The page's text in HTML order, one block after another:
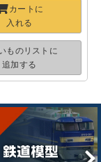
カートに
入れる
ものリストに
追加する